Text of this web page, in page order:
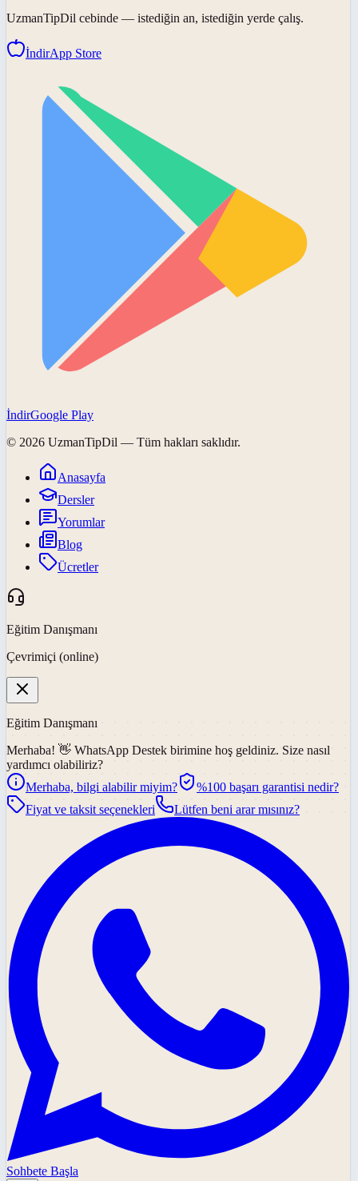
UzmanTipDil cebinde — istediğin an, istediğin yerde çalış.
İndirApp Store
İndirGoogle Play
© 2026 UzmanTipDil — Tüm hakları saklıdır.
Anasayfa
Dersler
Yorumlar
Blog
Ücretler
Eğitim Danışmanı
Çevrimiçi (online)
Eğitim Danışmanı
Merhaba! 👋 WhatsApp Destek birimine hoş geldiniz. Size nasıl
yardımcı olabiliriz?
Merhaba, bilgi alabilir miyim?
%100 başarı garantisi nedir?
Fiyat ve taksit seçenekleri
Lütfen beni arar mısınız?
Sohbete Başla